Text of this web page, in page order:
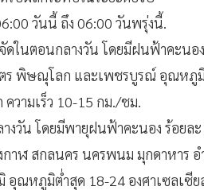
วันนี้ ถึง 06:00 วันพรุ่งนี้.
ในตอนกลางวัน โดยมีฝนฟ้าคะน
ร พิษณุโลก และเพชรบูรณ์ อุณหภูมิ
วามเร็ว 10-15 กม./ชม.
งวัน โดยมีพายุฝนฟ้าคะนอง ร้อยล
าฬ สกลนคร นครพนม มุกดาหาร
อุณหภูมิต่ำสุด 18-24 องศาเซลเซี